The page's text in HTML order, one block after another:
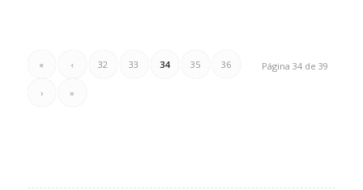
Página 34 de 39
« ‹ 32 33 34 35 36
› »